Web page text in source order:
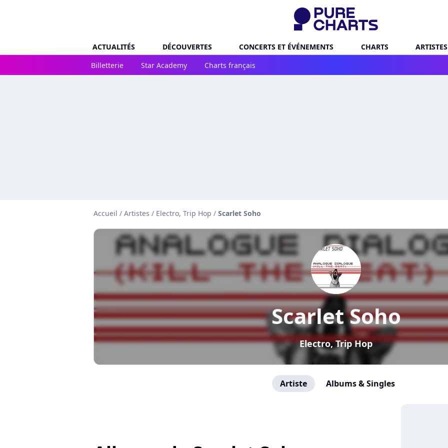
ACTUALITÉS DÉCOUVERTES CONCERTS ET ÉVÉNEMENTS CHARTS
ARTISTES
Billetterie
Star Academy Charts français
Accueil / Artistes / Electro, Trip Hop / Scarlet Soho
Scarlet Soho
Electro, Trip Hop
Artiste Albums & Singles